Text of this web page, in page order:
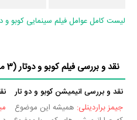
لیست کامل عوامل فیلم سینمایی کوبو و
نقد و بررسی فیلم کوبو و دوتار(3 مطلب)
نقد و بررسی انیمیشن کوبو و دو تار
جیمز براردینلی: همیشه این موضوع